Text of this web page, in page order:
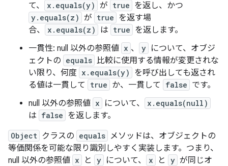
て、
x.equals(y) が true を返し、かつ
y.equals(z) が true を返す場
合、
x.equals(z) は true を返します。
一貫性: null 以外の参照値 x 、 y について、オブジ
ェクトの equals 比較に使用する情報が変更されな
い限り、何度 x.equals(y)
を呼び出しても返され
る値は一貫して
true か、一貫して false です。
null 以外の参照値 x について、 x.equals(null)
は false を返します。
Object クラスの equals メソッドは、オブジェクトの
等価関係を可能な限り識別しやすく実装します。つまり、
null 以外の参照値 x と y について、 x と y が同じオ